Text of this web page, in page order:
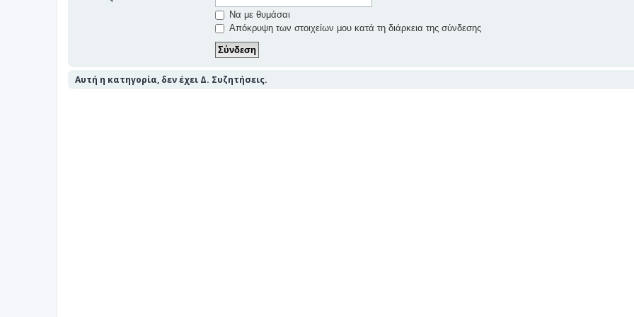
Να με θυμάσαι
Απόκρυψη των στοιχείων μου κατά τη διάρκεια της σύνδεσης
Αυτή η κατηγορία, δεν έχει Δ. Συζητήσεις.